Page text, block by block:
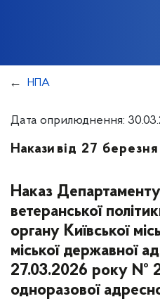
НПА
Дата оприлюднення:
Накази від 27
Наказ Департаменту
ветеранської
органу Київської
міської державної
27.03.2026 року №
одноразової